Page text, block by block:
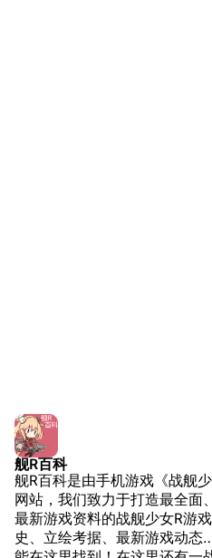
Secret Projects论
坛
Shipbucket像素战
舰
战舰计划
1950
美国海军
清
链
原型简介
服役历史
“威悉演习”行动
游戏相关
挖组性能评测
舰R百科
舰R百科是由手机游戏《战舰
网站，我们致力于打造最全面
最新游戏资料的战舰少女R游
史、立绘考据、最新游戏动